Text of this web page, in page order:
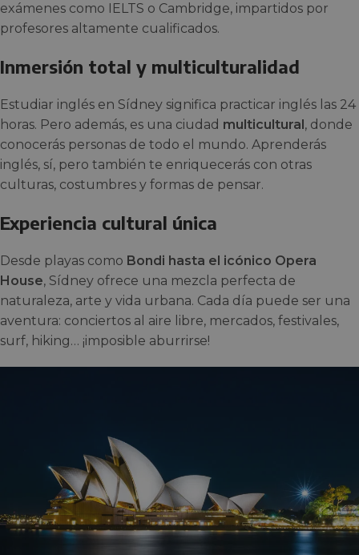
exámenes como IELTS o Cambridge, impartidos por
profesores altamente cualificados.
Inmersión total y multiculturalidad
Estudiar inglés en Sídney significa practicar inglés las 24
horas. Pero además, es una ciudad multicultural, donde
conocerás personas de todo el mundo. Aprenderás
inglés, sí, pero también te enriquecerás con otras
culturas, costumbres y formas de pensar.
Experiencia cultural única
Desde playas como Bondi hasta el icónico Opera
House, Sídney ofrece una mezcla perfecta de
naturaleza, arte y vida urbana. Cada día puede ser una
aventura: conciertos al aire libre, mercados, festivales,
surf, hiking… ¡imposible aburrirse!